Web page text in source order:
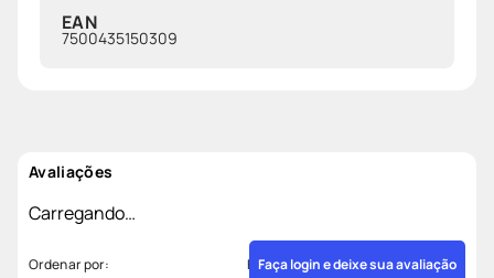
EAN
7500435150309
Avaliações
Carregando…
Faça login e deixe sua avaliação